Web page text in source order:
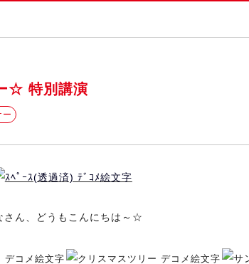
☆ 特別講演
ー
さん、どうもこんにちは～☆